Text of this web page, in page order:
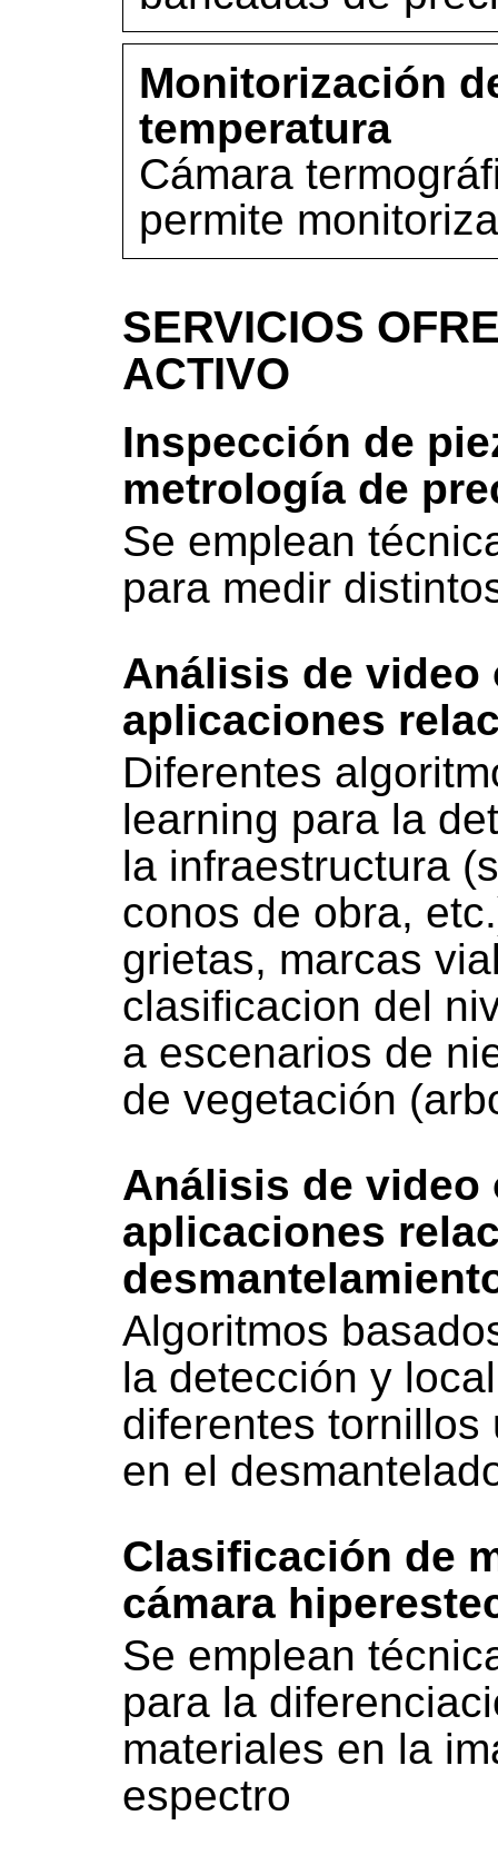
Monitorización
temperatura
Cámara
permite
SERVICIOS
ACTIVO
Inspección de
metrología de
Se emplean
para medir
Análisis de video
aplicaciones
Diferentes
learning para la
la infraestructura
conos de obra,
grietas, marcas
clasificacion del
a escenarios de
de vegetación
Análisis de video
aplicaciones
Algoritmos
la detección y
diferentes tornillos
en el
Clasificación de
cámara
Se emplean
para la
materiales en la
espectro